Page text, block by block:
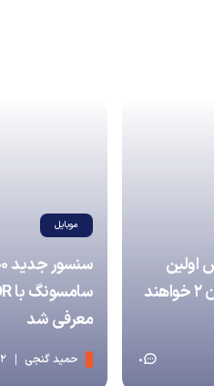
هایسنس اولین
میزبان استاندارد دالبی ویژن ۲ خواهند
0
موبایل
معرفی شد
حمید گنجی 2 ساعت قبل